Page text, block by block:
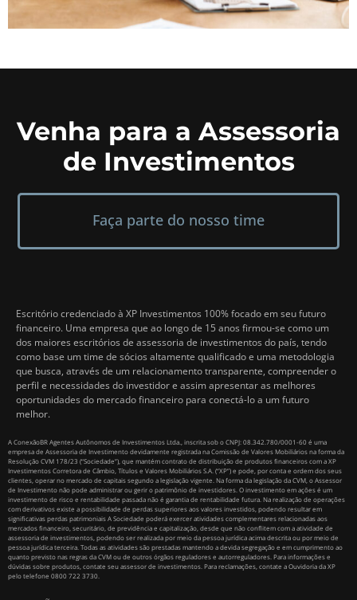
Venha para a Assessoria
de Investimentos
Faça parte do nosso time
Escritório credenciado à XP Investimentos 100% focado em seu futuro
financeiro. Uma empresa que ao longo de 15 anos firmou-se como um
dos maiores escritórios de assessoria de investimentos do país, tendo
como base um time de sócios altamente qualificado e uma metodologia
que busca, através de um relacionamento transparente, compreender o
perfil e necessidades do investidor e assim apresentar as melhores
oportunidades do mercado financeiro para conectá-lo a um futuro
melhor.
A ConexãoBR Agentes Autônomos de Investimentos Ltda., inscrita sob o CNPJ: 08.342.780/0001-60 é uma
empresa de Assessoria de Investimento devidamente registrada na Comissão de Valores Mobiliários na forma da
Resolução CVM 178/23 (“Sociedade”), que mantém contrato de distribuição de produtos financeiros com a XP
Investimentos Corretora de Câmbio, Títulos e Valores Mobiliários S.A. (“XP”) e pode, por conta e ordem dos seus
clientes, operar no mercado de capitais segundo a legislação vigente. Na forma da legislação da CVM, o Assessor
de Investimento não pode administrar ou gerir o patrimônio de investidores. O investimento em ações é um
investimento de risco e rentabilidade passada não é garantia de rentabilidade futura. Na realização de operações
com derivativos existe a possibilidade de perdas superiores aos valores investidos, podendo resultar em
significativas perdas patrimoniais A Sociedade poderá exercer atividades complementares relacionadas aos
mercados financeiro, securitário, de previdência e capitalização, desde que não conflitem com a atividade de
assessoria de investimentos, podendo ser realizada por meio da pessoa jurídica acima descrita ou por meio de
pessoa jurídica terceira. Todas as atividades são prestadas mantendo a devida segregação e em cumprimento ao
quanto previsto nas regras da CVM ou de outros órgãos reguladores e autorreguladores. Para informações e
dúvidas sobre produtos, contate seu assessor de investimentos. Para reclamações, contate a Ouvidoria da XP
pelo telefone 0800 722 3730.